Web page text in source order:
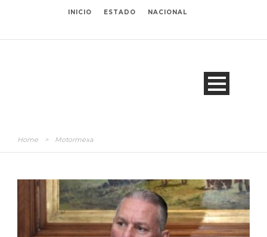
INICIO ESTADO NACIONAL
Home > Motormexa